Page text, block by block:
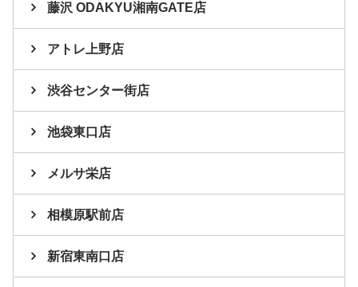
藤沢 ODAKYU湘南GATE店
アトレ上野店
渋谷センター街店
池袋東口店
メルサ栄店
相模原駅前店
新宿東南口店